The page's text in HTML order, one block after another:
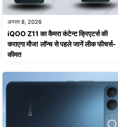
अगस्त 8, 2026
iQOO Z11 का कैमरा कंटेन्ट क्रिएटर्स की
कराएगा मौज! लॉन्च से पहले जानें लीक फीचर्स-
कीमत